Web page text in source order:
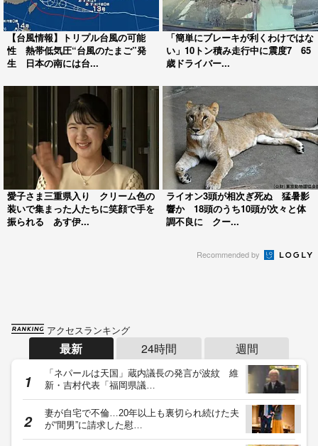
【台風情報】トリプル台風の可能
性 熱帯低気圧“台風のたまご”発
生 日本の南には台...
「簡単にブレーキが利くわけではな
い」10トン積み走行中に震度7 65
歳ドライバー...
愛子さま三重県入り クリーム色の
装いで集まった人たちに笑顔で手を
振られる あす伊...
ライオン3頭が相次ぎ死ぬ 猛暑影
響か 18頭のうち10頭が次々と体
調不良に クー...
Recommended by
アクセスランキング
最新 24時間 週間
「ネパールは天国」蔵内議長の発言が波紋 維
新・吉村代表「福岡県議…
妻が自宅で不倫…20年以上も裏切られ続けた夫
が“間男”に請求した慰…